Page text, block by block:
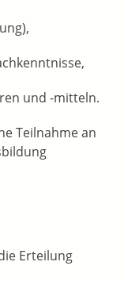
und -mitteln.
Teilnahme an
Erteilung